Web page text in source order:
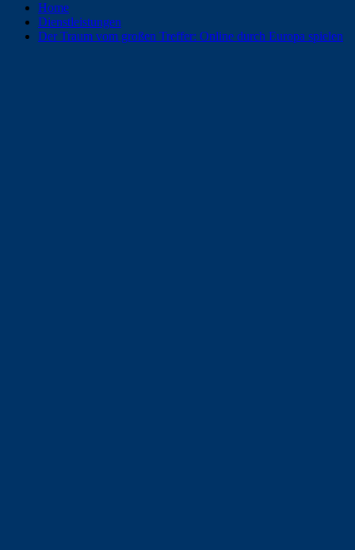
Home
Dienstleistungen
Der Traum vom großen Treffer: Online durch Europa spielen